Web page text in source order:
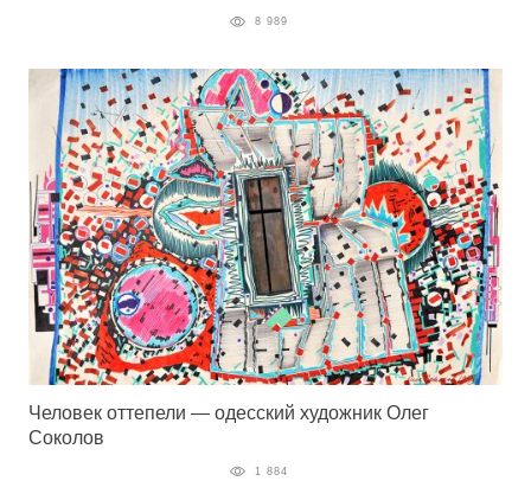
8 989
Человек оттепели — одесский художник Олег
Соколов
1 884